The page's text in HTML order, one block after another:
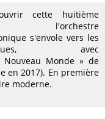
cette huitième
l'orchestre
s'envole vers les
avec
Monde » de
en 2017). En première
moderne.